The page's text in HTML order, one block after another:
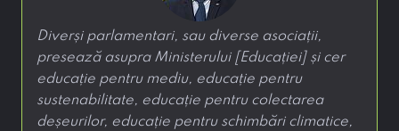
Diverși parlamentari, sau diverse asociații,
presează asupra Ministerului [Educației] și cer
educație pentru mediu, educație pentru
sustenabilitate, educație pentru colectarea
deșeurilor, educație pentru schimbări climatice,